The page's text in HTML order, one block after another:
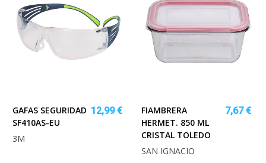
GAFAS SEGURIDAD
SF410AS-EU
12,99 €
3M
FIAMBRERA
HERMET. 850 ML
CRISTAL TOLEDO
7,67 €
SAN IGNACIO